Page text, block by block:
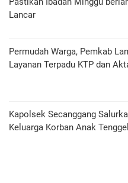
Lancar
Permudah Warga, Pemkab
Layanan Terpadu KTP dan
Kapolsek Secanggang
Keluarga Korban Anak